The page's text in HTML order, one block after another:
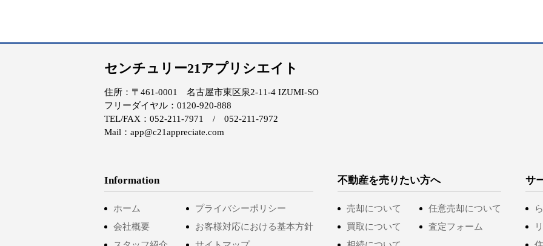
Information
ホーム
会社概要
プライバシーポリシー
お客様対応における基本方針
不動産を売りたい方へ
売却について
買取について
任意売却について
査定フォーム
サ
センチュリー21アプリシエイト
住所：〒461-0001 名古屋市東区泉2-11-4 IZUMI-SO
フリーダイヤル：0120-920-888
TEL/FAX：052-211-7971 / 052-211-7972
Mail：app@c21appreciate.com